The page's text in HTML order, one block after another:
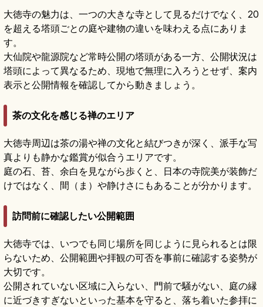
大徳寺の魅力は、一つの大きな寺として見るだけでなく、20
を超える塔頭ごとの庭や建物の違いを味わえる点にありま
す。
大仙院や龍源院など常時公開の塔頭がある一方、公開状況は
塔頭によって異なるため、現地で無理に入ろうとせず、案内
表示と公開情報を確認してから動きましょう。
茶の文化を感じる禅のエリア
大徳寺周辺は茶の湯や禅の文化と結びつきが深く、派手な写
真よりも静かな鑑賞が似合うエリアです。
庭の石、苔、余白を見ながら歩くと、日本の寺院美が装飾だ
けではなく、間（ま）や静けさにもあることが分かります。
訪問前に確認したい公開範囲
大徳寺では、いつでも同じ場所を同じように見られるとは限
らないため、公開範囲や拝観の可否を事前に確認する姿勢が
大切です。
公開されていない区域に入らない、門前で騒がない、庭の縁
に近づきすぎないといった基本を守ると、落ち着いた参拝に